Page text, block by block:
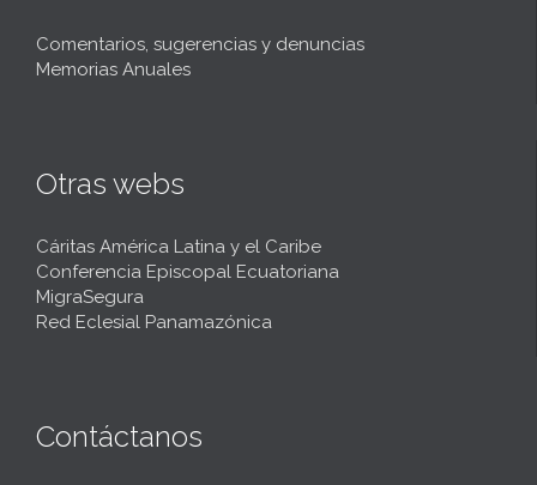
Comentarios, sugerencias y denuncias
Memorias Anuales
Otras webs
Cáritas América Latina y el Caribe
Conferencia Episcopal Ecuatoriana
MigraSegura
Red Eclesial Panamazónica
Contáctanos